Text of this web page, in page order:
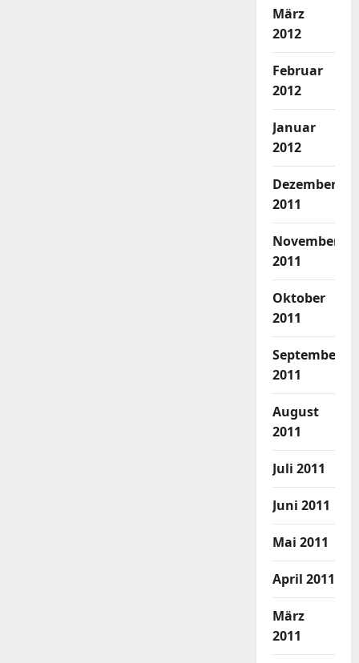
März
2012
Februar
2012
Januar
2012
Dezember
2011
November
2011
Oktober
2011
September
2011
August
2011
Juli 2011
Juni 2011
Mai 2011
April 2011
März
2011